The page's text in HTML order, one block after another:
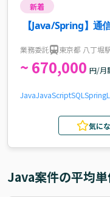
新着
【Java/Spring】通
業務委託 東京都 八丁堀
~ 670,000 円/月
JavaJavaScriptSQL Spring
気に
Java案件の平均